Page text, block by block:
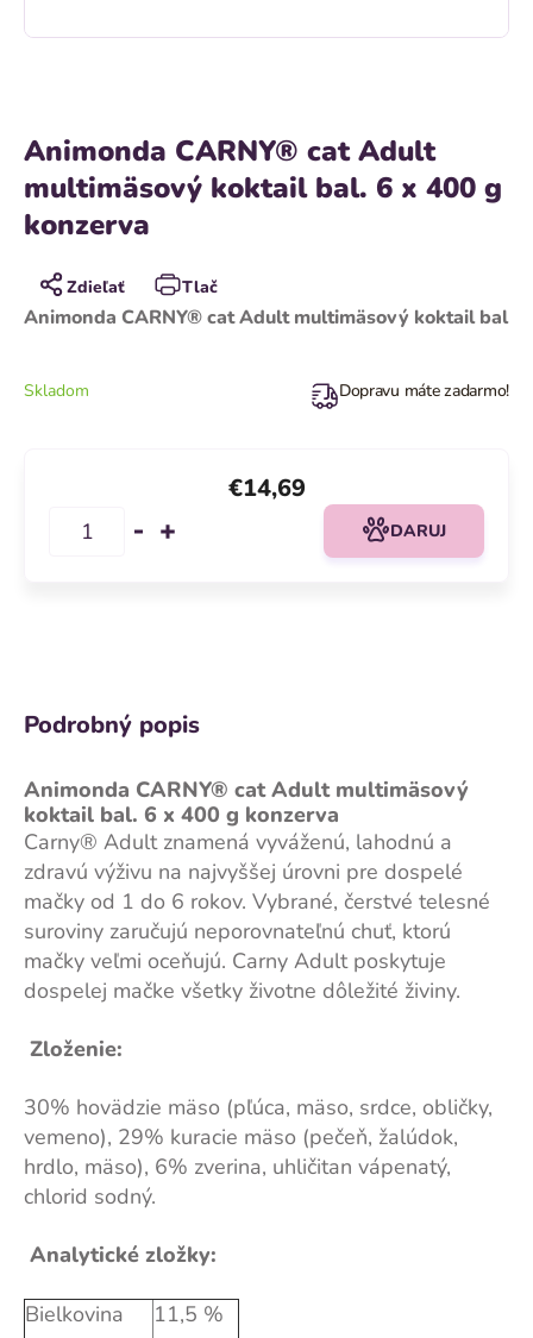
Animonda CARNY® cat Adult
multimäsový koktail bal. 6 x 400 g
konzerva
Animonda CARNY® cat Adult multimäsový koktail bal
Tlač
Zdieľať
Skladom Dopravu máte zadarmo!
€14,69
DARUJ
Podrobný popis
Animonda CARNY® cat Adult multimäsový
koktail bal. 6 x 400 g konzerva
Carny® Adult znamená vyváženú, lahodnú a
zdravú výživu na najvyššej úrovni pre dospelé
mačky od 1 do 6 rokov. Vybrané, čerstvé telesné
suroviny zaručujú neporovnateľnú chuť, ktorú
mačky veľmi oceňujú. Carny Adult poskytuje
dospelej mačke všetky životne dôležité živiny.
Zloženie:
30% hovädzie mäso (pľúca, mäso, srdce, obličky,
vemeno), 29% kuracie mäso (pečeň, žalúdok,
hrdlo, mäso), 6% zverina, uhličitan vápenatý,
chlorid sodný.
Analytické zložky:
Bielkovina 11,5 %